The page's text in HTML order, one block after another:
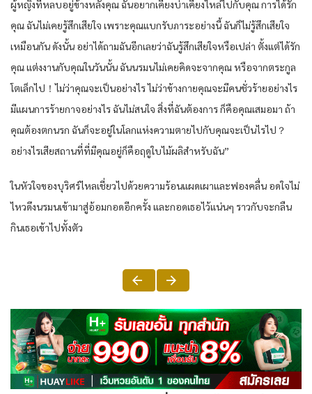
ผู้หญิงที่หลบอยู่ข้างหลังคุณ ฉันอยากเคียงบ่าเคียงไหล่ไปกับคุณ การได้รัก
คุณ ฉันไม่เคยรู้สึกเสียใจ เพราะคุณแบกรับภาระอย่างนี้ ฉันก็ไม่รู้สึกเสียใจ
เหมือนกัน ดังนั้น อย่าได้ถามฉันอีกเลยว่าฉันรู้สึกเสียใจหรือเปล่า ตั้งแต่ได้รัก
คุณ แต่งงานกับคุณในวันนั้น ฉันนรมนไม่เคยคิดจะจากคุณ หรือจากตระกูล
โตเล็กไป！ไม่ว่าคุณจะเป็นอย่างไร ไม่ว่าข้างกายคุณจะมีคนชั่วร้ายอย่างไร
มีแผนการร้ายกาจอย่างไร ฉันไม่สนใจ สิ่งที่ฉันต้องการ ก็คือคุณเสมอมา ถ้า
คุณต้องตกนรก ฉันก็จะอยู่ในโลกแห่งความตายไปกับคุณจะเป็นไรไป？
อย่างไรเสียสถานที่ที่มีคุณอยู่ก็คือฤดูใบไม้ผลิสำหรับฉัน”
ในหัวใจของบุริศร์ไหลเชี่ยวไปด้วยความร้อนแผดเผาและฟองคลื่น อดใจไม่
ไหวดึงนรมนเข้ามาสู่อ้อมกอดอีกครั้ง และกอดเธอไว้แน่นๆ ราวกับจะกลืน
กินเธอเข้าไปทั้งตัว